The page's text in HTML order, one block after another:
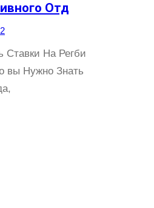
Отд
Ставки На Регби
вы Нужно Знать